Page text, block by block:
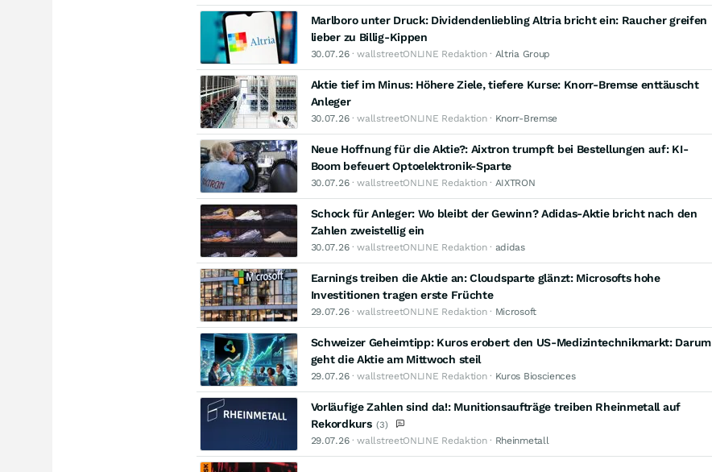
Marlboro unter Druck: Dividendenliebling Altria bricht ein: Raucher greifen
lieber zu Billig-Kippen
30.07.26· wallstreetONLINE Redaktion · Altria Group
Aktie tief im Minus: Höhere Ziele, tiefere Kurse: Knorr-Bremse enttäuscht
Anleger
30.07.26· wallstreetONLINE Redaktion · Knorr-Bremse
Neue Hoffnung für die Aktie?: Aixtron trumpft bei Bestellungen auf: KI-
Boom befeuert Optoelektronik-Sparte
30.07.26· wallstreetONLINE Redaktion · AIXTRON
Schock für Anleger: Wo bleibt der Gewinn? Adidas-Aktie bricht nach den
Zahlen zweistellig ein
30.07.26· wallstreetONLINE Redaktion · adidas
Earnings treiben die Aktie an: Cloudsparte glänzt: Microsofts hohe
Investitionen tragen erste Früchte
29.07.26· wallstreetONLINE Redaktion · Microsoft
Schweizer Geheimtipp: Kuros erobert den US-Medizintechnikmarkt: Darum
geht die Aktie am Mittwoch steil
29.07.26· wallstreetONLINE Redaktion · Kuros Biosciences
Vorläufige Zahlen sind da!: Munitionsaufträge treiben Rheinmetall auf
Rekordkurs (3)
29.07.26· wallstreetONLINE Redaktion · Rheinmetall